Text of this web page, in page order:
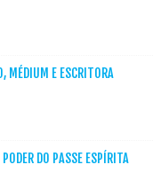
MÉDIUM E ESCRITORA
DO PASSE ESPÍRITA